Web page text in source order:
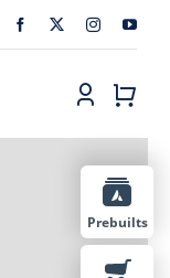
Prebuilts